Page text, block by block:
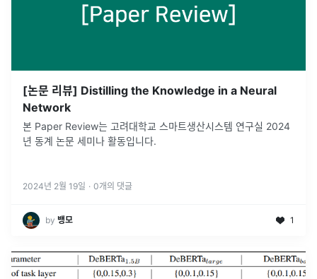
[논문 리뷰] Distilling the Knowledge in a Neural
Network
본 Paper Review는 고려대학교 스마트생산시스템 연구실 2024
년 동계 논문 세미나 활동입니다.
2024년 2월 19일 · 0개의 댓글
by 뱅모 1